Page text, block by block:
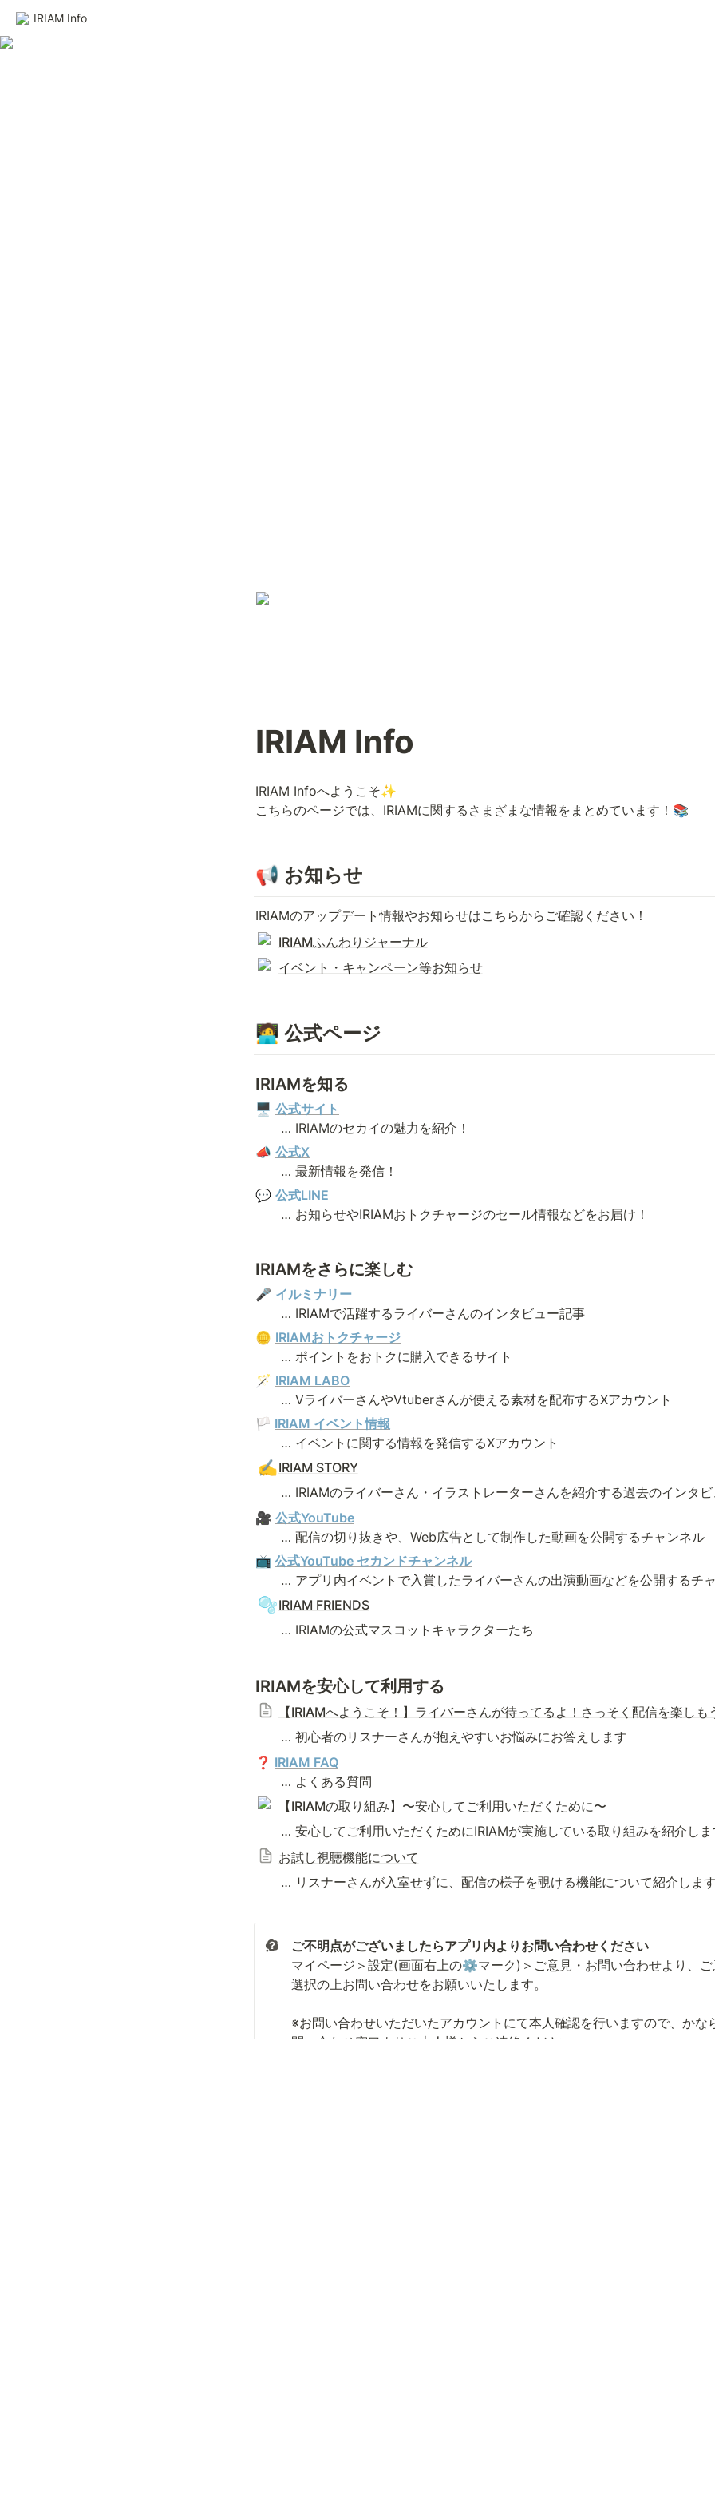
IRIAM Info
IRIAM Info
IRIAM Infoへようこそ✨
こちらのページでは、IRIAMに関するさまざまな情報をまとめています！📚
📢 お知らせ
IRIAMのアップデート情報やお知らせはこちらからご確認ください！
IRIAMふんわりジャーナル
イベント・キャンペーン等お知らせ
🧑‍💻 公式ページ
IRIAMを知る
🖥 公式サイト
… IRIAMのセカイの魅力を紹介！
📣 公式X
… 最新情報を発信！
💬 公式LINE
… お知らせやIRIAMおトクチャージのセール情報などをお届け！
IRIAMをさらに楽しむ
🎤 イルミナリー
… IRIAMで活躍するライバーさんのインタビュ ー記事
🪙 IRIAMおトクチャージ
… ポイントをおトクに購入できるサイト
🪄 IRIAM LABO
… VライバーさんやVtuberさんが使える素材を配布するXアカウント
🏳️ IRIAM イベント情報
… イベントに関する情報を発信するXアカウント
✍️IRIAM STORY
… IRIAMのライバーさん・イラストレーターさんを紹介する過去のインタビ
🎥 公式YouTube
… 配信の切り抜きや、Web広告として制作した動画を公開するチャンネル
📺 公式YouTube セカンドチャンネル
… アプリ内イベントで入賞したライバーさんの出演動画などを公開するチ
🫧IRIAM FRIENDS
… IRIAMの公式マスコットキャラクターたち
IRIAMを安心して利用する
【IRIAMへようこそ！】ライバーさんが待ってるよ！さっそく配信を楽しも
… 初心者のリスナーさんが抱えやすいお悩みにお答えします
❓ IRIAM FAQ
… よくある質問
【IRIAMの取り組み】〜安心してご利用いただくために〜
… 安心してご利用いただくためにIRIAMが実施している取り組みを紹介しま
お試し視聴機能について
… リスナーさんが入室せずに、配信の様子を覗ける機能について紹介します
ご不明点がございましたらアプリ内よりお問い合わせください
マイページ＞設定(画面右上の⚙マーク)＞ご意見・お問い合わせより、ご
選択の上お問い合わせをお願いいたします。
※お問い合わせいただいたアカウントにて本人確認を行いますので、かな
問い合わせ窓口よりご本人様からご連絡ください。